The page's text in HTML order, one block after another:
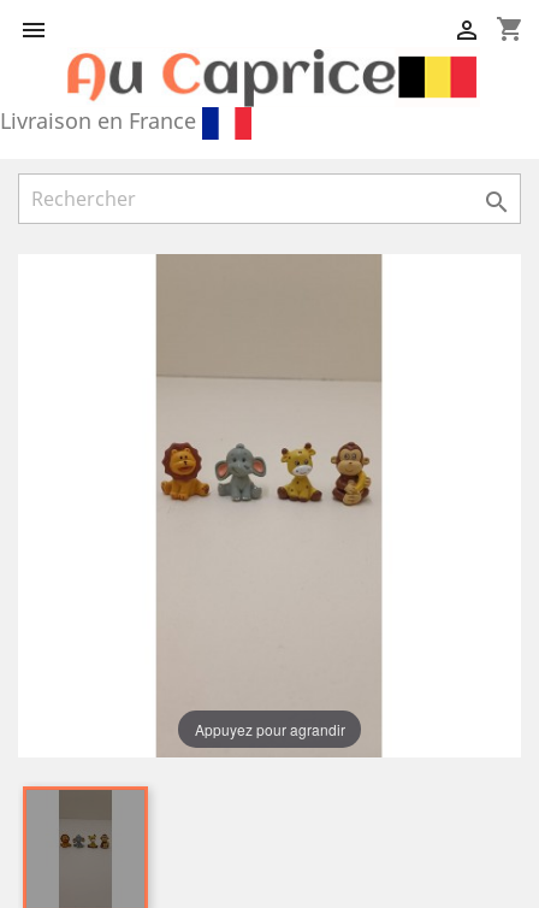
 shopping_cart

Livraison en France

Appuyez pour agrandir